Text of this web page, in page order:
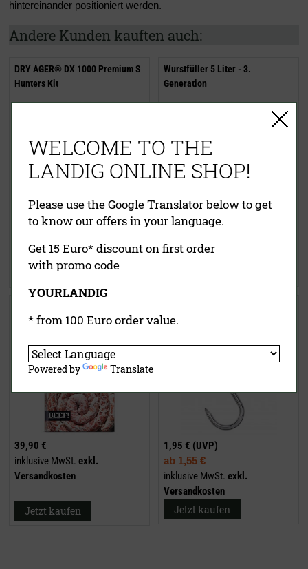
hintereinander positioniert werden.
Andere Kunden kauften auch:
DRY AGER® DX 1000 Premium S
Hunters Kit
4.895,00 €
inklusive MwSt.exkl.
Jetzt kaufen
Wurstfüller 5 Liter - 3.
Generation
309,00 € (UVP)
239,00 €
Versandkosten
39,90 €
inklusive MwSt. exkl.
Versandkosten
Jetzt kaufen
1,95 € (UVP)
ab 1,55 €
inklusive MwSt. exkl.
Versandkosten
Jetzt kaufen
WELCOME TO THE
LANDIG ONLINE SHOP!
Please use the Google Translator below to get
to know our offers in your language.
Get 15 Euro* discount on first order
with promo code
YOURLANDIG
* from 100 Euro order value.
Powered by Translate